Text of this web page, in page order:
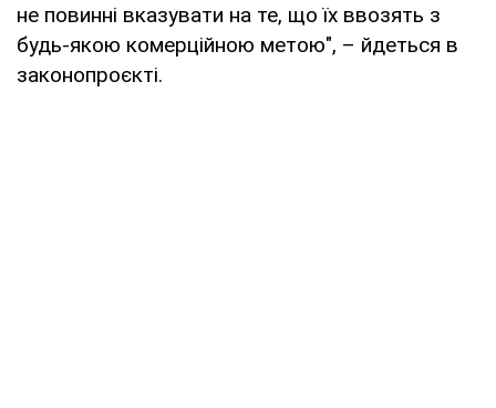
не повинні вказувати на те, що їх ввозять з
будь-якою комерційною метою", – йдеться в
законопроєкті.